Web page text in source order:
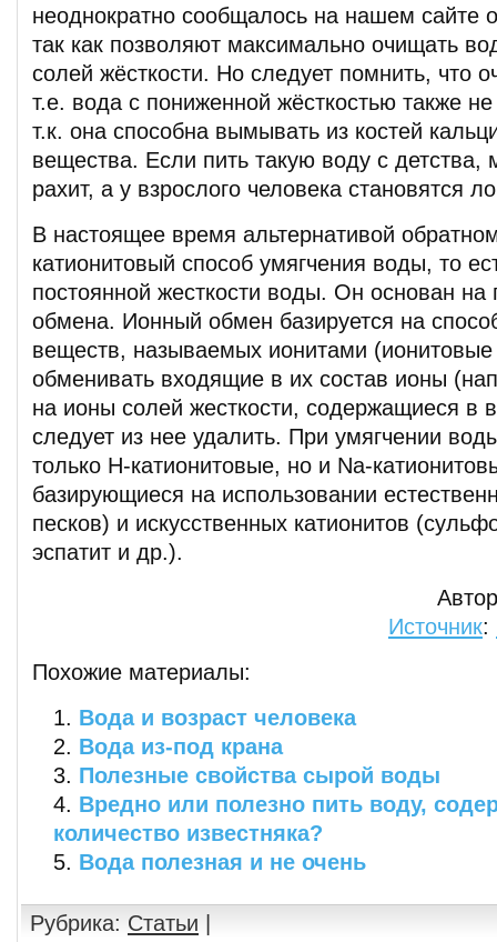
неоднократно сообщалось на нашем сайте
так как позволяют максимально очищать
солей жёсткости. Но следует помнить, что
т.е. вода с пониженной жёсткостью также
т.к. она способна вымывать из костей
вещества. Если пить такую воду с детства,
рахит, а у взрослого человека становятся
В настоящее время альтернативой
катионитовый способ умягчения воды, то
постоянной жесткости воды. Он основан на
обмена. Ионный обмен базируется на
веществ, называемых ионитами
обменивать входящие в их состав ионы
на ионы солей жесткости, содержащиеся в
следует из нее удалить. При умягчении
только Н-катионитовые, но и Na-
базирующиеся на использовании
песков) и искусственных катионитов
эспатит и др.).
Источник:
Похожие материалы:
Вода и возраст человека
Вода из-под крана
Полезные свойства сырой воды
Вредно или полезно пить воду,
количество известняка?
Вода полезная и не очень
Рубрика: Статьи